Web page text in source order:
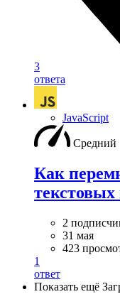
3
ответа
JavaScript
Средний
Как
текстовых
2
31 мая
423
1
ответ
Показать ещё